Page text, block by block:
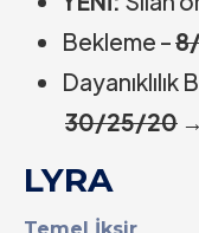
Bekleme –
Dayanıklılık
30/25/20 →
LYRA